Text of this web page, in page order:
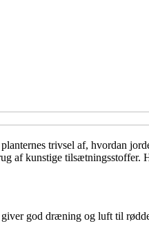
trivsel af, hvordan
af kunstige tilsætningsstoffer.
god dræning og luft til